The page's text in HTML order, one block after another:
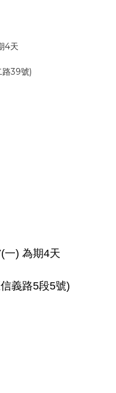
4天
39號)
一) 為期4天
義路5段5號)